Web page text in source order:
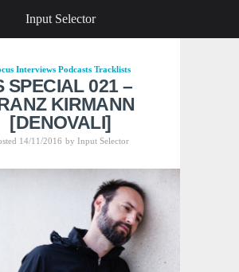
Interviews Podcasts Tracklists
SPECIAL 021 –
KIRMANN
[DENOVALI]
14/11/2016 by Input Selector
Input Selector